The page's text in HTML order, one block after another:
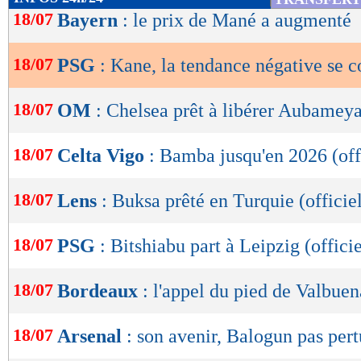
de
lecture
OK
18/07 Bayern : le prix de Mané a augmenté
18/07 PSG : Kane, la tendance négative se
18/07 OM : Chelsea prêt à libérer
18/07 Celta Vigo : Bamba jusqu'en 2026
18/07 Lens : Buksa prêté en Turquie
18/07 PSG : Bitshiabu part à Leipzig
18/07 Bordeaux : l'appel du pied de
18/07 Arsenal : son avenir, Balogun pas